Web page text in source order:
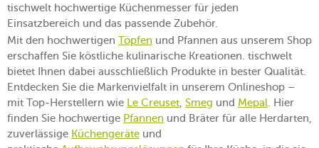
tischwelt hochwertige Küchenmesser für jeden
Einsatzbereich und das passende Zubehör.
Mit den hochwertigen Töpfen und Pfannen aus unserem Shop
erschaffen Sie köstliche kulinarische Kreationen. tischwelt
bietet Ihnen dabei ausschließlich Produkte in bester Qualität.
Entdecken Sie die Markenvielfalt in unserem Onlineshop –
mit Top-Herstellern wie Le Creuset, Smeg und Mepal. Hier
finden Sie hochwertige Pfannen und Bräter für alle Herdarten,
zuverlässige Küchengeräte und